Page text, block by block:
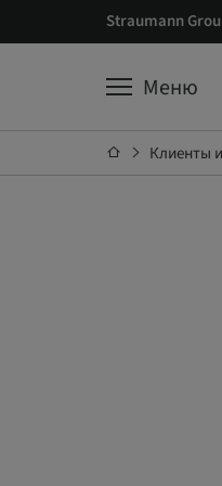
Straumann
Меню
Клиенты